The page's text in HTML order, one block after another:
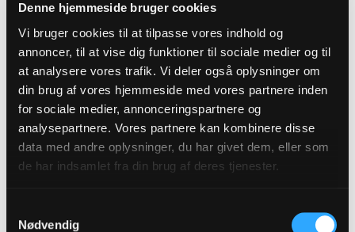
Denne hjemmeside bruger cookies
Vi bruger cookies til at tilpasse vores indhold og
annoncer, til at vise dig funktioner til sociale medier og til
at analysere vores trafik. Vi deler også oplysninger om
din brug af vores hjemmeside med vores partnere inden
for sociale medier, annonceringspartnere og
analysepartnere. Vores partnere kan kombinere disse
data med andre oplysninger, du har givet dem, eller som
de har indsamlet fra din brug af deres tjenester.
Nødvendig
28. september 2024:Biskoppens tale ved
Stiftsdagen
28. september 2024:
Tale ved kreering af provst
Signe Kølbæk Høg og provst Simon Talbo
Linneberg Stubkjær
8. september 2024: